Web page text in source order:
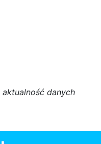
aktualność danych